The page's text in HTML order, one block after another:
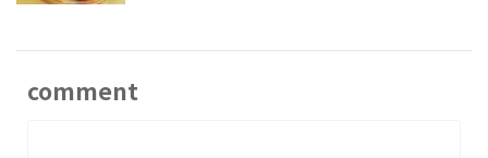
comment